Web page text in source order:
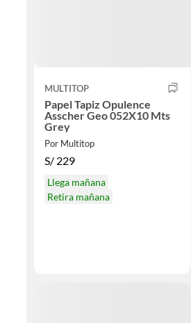
MULTITOP
Papel Tapiz Opulence
Asscher Geo 052X10 Mts
Grey
Por Multitop
S/ 229
Llega mañana
Retira mañana